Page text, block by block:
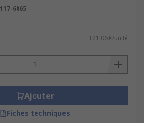
117-6065
121,06 €/unité
Ajouter
Fiches techniques